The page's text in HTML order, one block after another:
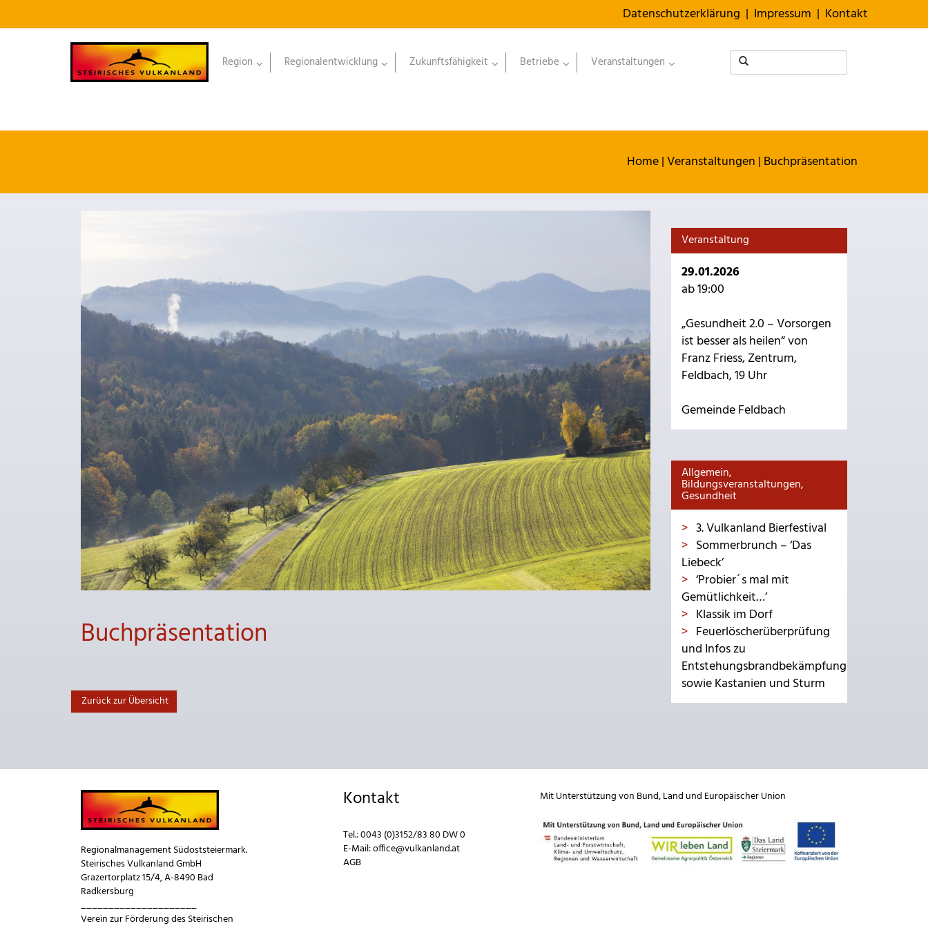
Datenschutzerklärung | Impressum | Kontakt
Region Regionalentwicklung Zukunftsfähigkeit Betriebe Veranstaltungen
Home|Veranstaltungen | Buchpräsentation
Buchpräsentation
Zurück zur Übersicht
Veranstaltung
29.01.2026
ab 19:00
„Gesundheit 2.0 – Vorsorgen
ist besser als heilen“ von
Franz Friess, Zentrum,
Feldbach, 19 Uhr
Gemeinde Feldbach
Allgemein,
Bildungsveranstaltungen,
Gesundheit
3. Vulkanland Bierfestival
Sommerbrunch – ‘Das
Liebeck’
‘Probier´s mal mit
Gemütlichkeit…’
Klassik im Dorf
Feuerlöscherüberprüfung
und Infos zu
Entstehungsbrandbekämpfung
sowie Kastanien und Sturm
Regionalmanagement Südoststeiermark.
Steirisches Vulkanland GmbH
Grazertorplatz 15/4, A-8490 Bad
Radkersburg
_____________________
Verein zur Förderung des Steirischen
Kontakt
Tel.:0043 (0)3152/83 80 DW 0
E-Mail:office@vulkanland.at
AGB
Mit Unterstützung von Bund,Land und Europäischer Union